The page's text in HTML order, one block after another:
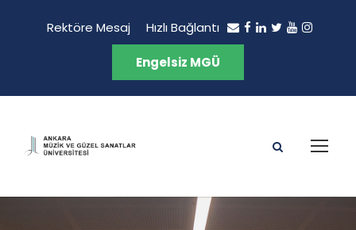
Rektöre Mesaj Hızlı Bağlantı
Engelsiz MGÜ